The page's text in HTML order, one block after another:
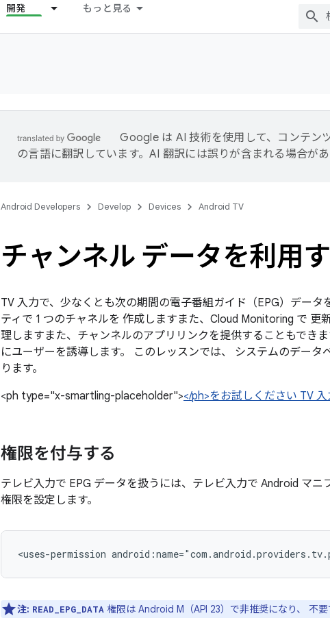
開発 もっと見る
Google は AI 技術を使用して、コンテン
の言語に翻訳しています。AI 翻訳には誤りが含まれる場合があ
Android Developers Develop Devices Android TV
チャンネル データを利用
TV 入力で、少なくとも次の期間の電子番組ガイド（EPG）デー
ティで 1 つのチャネルを 作成しますまた、Cloud Monitoring で 更
理しますまた、チャンネルのアプリリンクを提供することもでき
にユーザーを誘導します。 このレッスンでは、 システムのデー
ります。
<ph type="x-smartling-placeholder"></ph>をお試しください TV
権限を付与する
テレビ入力で EPG データを扱うには、テレビ入力で Android マ
権限を設定します。
<uses-permission
注: READ_EPG_DATA 権限は Android M（API 23）で非推奨になり、 不要